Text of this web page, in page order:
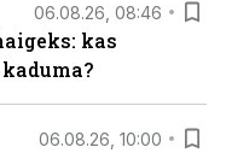
06.08.26, 08:46
kas
06.08.26, 10:00